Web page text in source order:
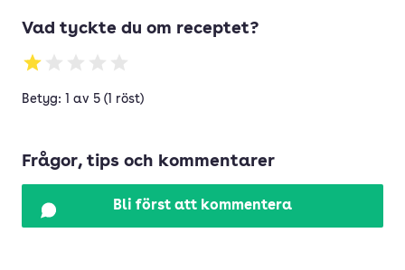
Vad tyckte du om receptet?
Betyg: 1 av 5 (1 röst)
Frågor, tips och kommentarer
Bli först att kommentera